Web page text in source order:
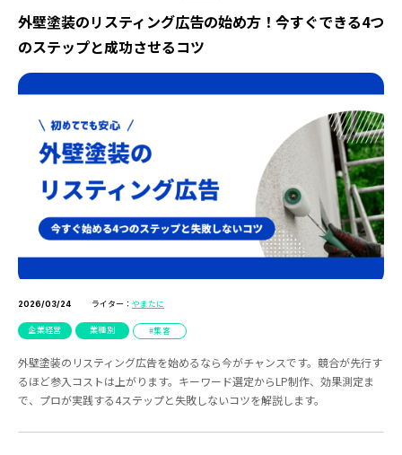
外壁塗装のリスティング広告の始め方！今すぐできる4つ
のステップと成功させるコツ
2026/03/24 ライター： やまたに
企業経営 業種別 集客
外壁塗装のリスティング広告を始めるなら今がチャンスです。競合が先行す
るほど参入コストは上がります。キーワード選定からLP制作、効果測定ま
で、プロが実践する4ステップと失敗しないコツを解説します。